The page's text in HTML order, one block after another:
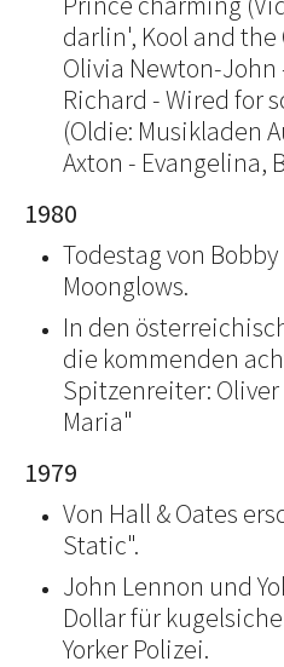
darlin', Kool and the
Olivia Newton-John
Richard - Wired for
(Oldie: Musikladen
Axton - Evangelina,
1980
Todestag von
Moonglows.
In den
die kommenden
Spitzenreiter:
Maria"
1979
Von Hall & Oates
Static".
John Lennon und
Dollar für
Yorker Polizei.